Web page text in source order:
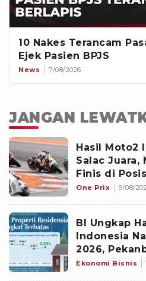
10 Nakes Terancam
Ejek Pasien BPJS
News 7/08/2026
JANGAN
Hasil Moto2
Salac Juara,
Finis di
One Prix 9/08/
BI Ungkap
Indonesia
2026,
Paling
Ekonomi Bisnis